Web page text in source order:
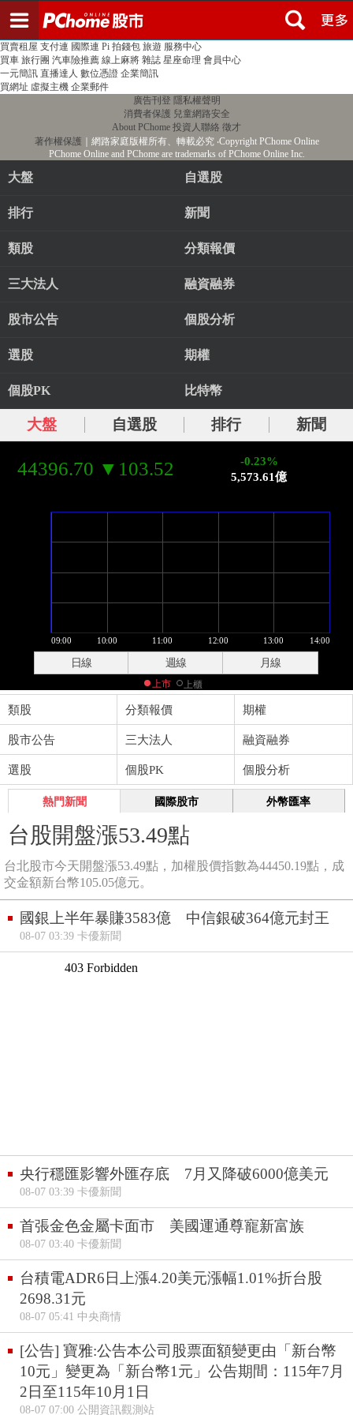
PChome首頁 線上購物 24h購物 書店
買賣租屋 支付連 國際連 Pi 拍錢包 旅遊 服務中心
買車 旅行團 汽車險推薦 線上麻將 雜誌 星座命理 會員中心
一元簡訊 直播達人 數位憑證 企業簡訊
買網址 虛擬主機 企業郵件
廣告刊登 隱私權聲明
消費者保護 兒童網路安全
About PChome 投資人聯絡 徵才
著作權保護 ｜網路家庭版權所有、轉載必究‧Copyright PChome Online
PChome Online and PChome are trademarks of PChome Online Inc.
大盤 自選股
排行 新聞
類股 分類報價
三大法人 融資融券
股市公告 個股分析
選股 期權
個股PK 比特幣
大盤 自選股 排行 新聞
44396.70 ▼103.52
-0.23%
5,573.61億
日線 週線 月線
上市 上櫃
類股 分類報價 期權
股市公告 三大法人 融資融券
選股 個股PK 個股分析
熱門新聞 國際股市 外幣匯率
台股開盤漲53.49點
台北股市今天開盤漲53.49點，加權股價指數為44450.19點，成
交金額新台幣105.05億元。
國銀上半年暴賺3583億 中信銀破364億元封王
08-07 03:39 卡優新聞
央行穩匯影響外匯存底 7月又降破6000億美元
08-07 03:39 卡優新聞
首張金色金屬卡面市 美國運通尊寵新富族
08-07 03:40 卡優新聞
台積電ADR6日上漲4.20美元漲幅1.01%折台股
2698.31元
08-07 05:41 中央商情
[公告] 寶雅:公告本公司股票面額變更由「新台幣
10元」變更為「新台幣1元」公告期間：115年7月
2日至115年10月1日
08-07 07:00 公開資訊觀測站